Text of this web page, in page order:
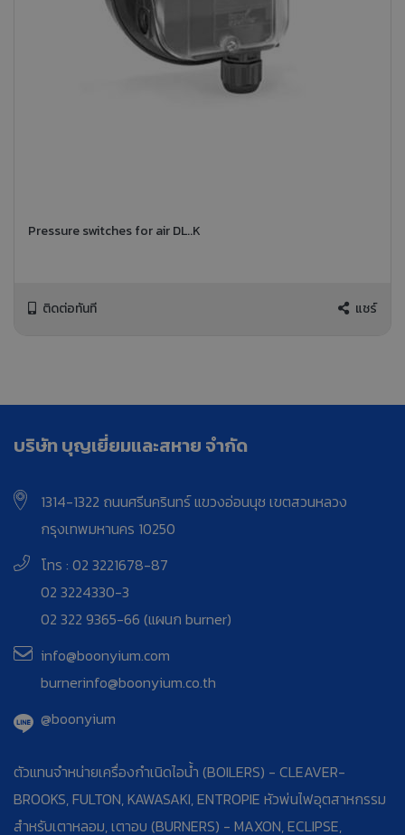
Pressure switches for air DL..K
ติดต่อทันที แชร์
บริษัท บุญเยี่ยมและสหาย จำกัด
1314-1322 ถนนศรีนครินทร์ แขวงอ่อนนุช เขตสวนหลวง
กรุงเทพมหานคร 10250
โทร : 02 3221678-87
02 3224330-3
02 322 9365-66 (แผนก burner)
info@boonyium.com
burnerinfo@boonyium.co.th
@boonyium
ตัวแทนจำหน่ายเครื่องกำเนิดไอน้ำ (BOILERS) - CLEAVER-
BROOKS, FULTON, KAWASAKI, ENTROPIE หัวพ่นไฟอุตสาหกรรม
สำหรับเตาหลอม, เตาอบ (BURNERS) - MAXON, ECLIPSE,